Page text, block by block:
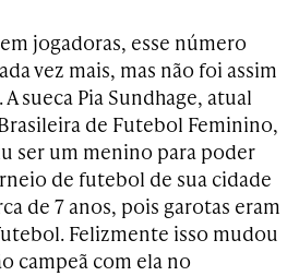
jogadoras, esse número
vez mais, mas não foi assim
sueca Pia Sundhage, atual
de Futebol Feminino,
ser um menino para poder
de futebol de sua cidade
de 7 anos, pois garotas eram
Felizmente isso mudou
campeã com ela no